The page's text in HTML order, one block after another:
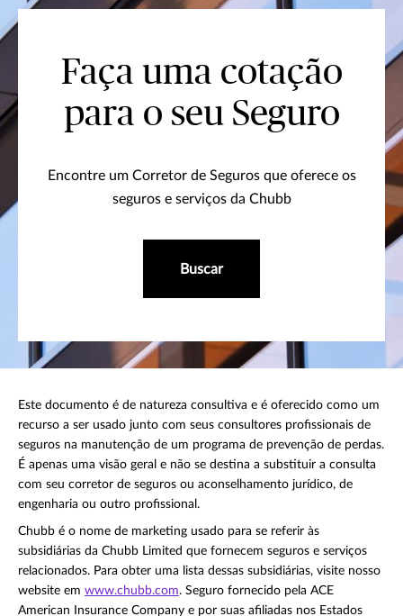
Faça uma cotação
para o seu Seguro
Encontre um Corretor de Seguros que oferece os
seguros e serviços da Chubb
Buscar
Este documento é de natureza consultiva e é oferecido como um
recurso a ser usado junto com seus consultores profissionais de
seguros na manutenção de um programa de prevenção de perdas.
É apenas uma visão geral e não se destina a substituir a consulta
com seu corretor de seguros ou aconselhamento jurídico, de
engenharia ou outro profissional.
Chubb é o nome de marketing usado para se referir às
subsidiárias da Chubb Limited que fornecem seguros e serviços
relacionados. Para obter uma lista dessas subsidiárias, visite nosso
website em www.chubb.com. Seguro fornecido pela ACE
American Insurance Company e por suas afiliadas nos Estados